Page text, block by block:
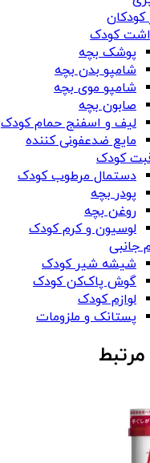
کودکان
کودک
پوشک بچه
شامپو بدن بچه
شامپو موی بچه
صابون بچه
لیف و اسفنج حمام کودک
مایع ضدعفونی کننده
کودک
دستمال مرطوب کودک
پودر بچه
روغن بچه
لوسیون و کرم کودک
جانبی
شیشه شیر کودک
گوش پاک‌کن کودک
لوازم کودک
پستانک و ملزومات